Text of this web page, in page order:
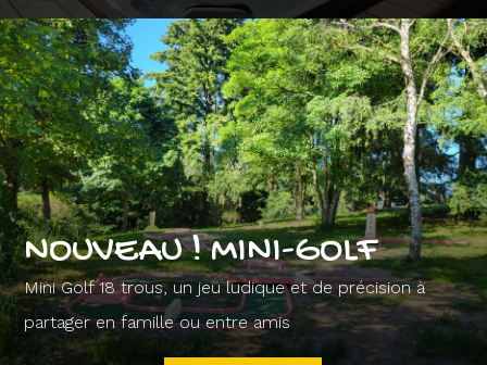
NOUVEAU ! MINI-GOLF
Mini Golf 18 trous, un jeu ludique et de précision à
partager en famille ou entre amis